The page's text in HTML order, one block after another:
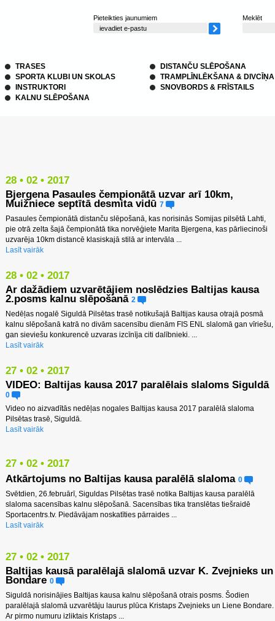
Pieteikties jaunumiem Meklēt
TRASES
SPORTA KLUBI UN SKOLAS
INSTRUKTORI
KALNU SLĒPOŠANA
DISTANČU SLĒPOŠANA
TRAMPLĪNLĒKŠANA & DIVCĪŅA
SNOVBORDS & FRĪSTAILS
28 • 02 • 2017
Bjergena Pasaules čempionātā uzvar arī 10km,
Muižniece septītā desmita vidū 7
Pasaules čempionātā distanču slēpošanā, kas norisinās Somijas pilsētā Lahti,
pie otrā zelta šajā čempionātā tika norvēģiete Marita Bjergena, kas pārliecinoši
uzvarēja 10km distancē klasiskajā stilā ar intervāla ...
Lasīt vairāk
28 • 02 • 2017
Ar dažādiem uzvarētājiem noslēdzies Baltijas kausa
2.posms kalnu slēpošanā 2
Nedēļas nogalē Siguldā Pilsētas trasē notikušajā Baltijas kausa otrajā posmā
kalnu slēpošanā katrā no divām sacensību dienām FIS ENL slalomā gan vīriešu,
gan sieviešu konkurencē uzvaras izcīnīja citi dalībnieki. ...
Lasīt vairāk
27 • 02 • 2017
VIDEO: Baltijas kausa 2017 paralēlais slaloms Siguldā
0
Video no aizvadītās nedēļas nogales Baltijas kausa 2017 paralēlā slaloma
Pilsētas trasē, Siguldā.
Lasīt vairāk
27 • 02 • 2017
Atkārtojums no Baltijas kausa paralēlā slaloma 0
Svētdien, 26.februārī, Siguldas Pilsētas trasē notika Baltijas kausa paralēlā
slaloma sacensības kalnu slēpošanā. Sacensības tika translētas tiešraidē
Sportacentrs.tv. Piedāvājam noskatīties pārraides ...
Lasīt vairāk
27 • 02 • 2017
Baltijas kausā paralēlajā slalomā uzvar K. Zvejnieks un
Bondare 0
Siguldā norisinājies Baltijas kausa kalnu slēpošanā otrais posms. Šodien
paralēlajā slalomā uzvarētāju laurus plūca Kristaps Zvejnieks un Liene Bondare.
Ar pirmo numuru izliktais Kristaps ...